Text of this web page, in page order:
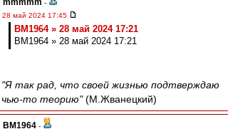
mmmmm -
28 май 2024 17:45
BM1964 » 28 май 2024 17:21
BM1964 » 28 май 2024 17:21
"Я так рад, что своей жизнью подтверждаю
чью-то теорию"(М.Жванецкий)
BM1964 -